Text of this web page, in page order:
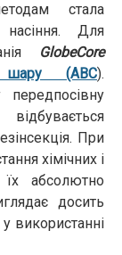
стала
насіння. Для
GlobeCore
шару (АВС).
При
хімічних і
їх абсолютно
досить
використанні